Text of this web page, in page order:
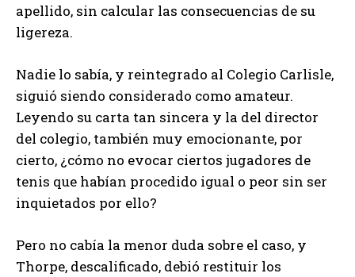
apellido, sin calcular las consecuencias de su
ligereza.
Nadie lo sabía, y reintegrado al Colegio Carlisle,
siguió siendo considerado como amateur.
Leyendo su carta tan sincera y la del director
del colegio, también muy emocionante, por
cierto, ¿cómo no evocar ciertos jugadores de
tenis que habían procedido igual o peor sin ser
inquietados por ello?
Pero no cabía la menor duda sobre el caso, y
Thorpe, descalificado, debió restituir los